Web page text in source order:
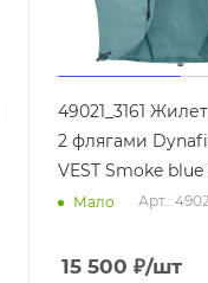
49021_3161
2 флягами
VEST Smoke
Мало Арт.:
15 500 ₽/шт